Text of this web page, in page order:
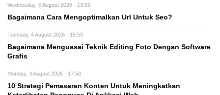
Wednesday, 5 August 2026 - 13:59
Bagaimana Cara Mengoptimalkan Url Untuk Seo?
Tuesday, 4 August 2026 - 15:59
Bagaimana Menguasai Teknik Editing Foto Dengan Software
Grafis
Monday, 3 August 2026 - 17:58
10 Strategi Pemasaran Konten Untuk Meningkatkan